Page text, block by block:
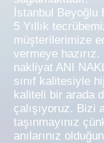
İstanbul Beyoğlu
5 Yıllık
müşterilerimize
vermeye
nakliyat ANI
sınıf kalitesiyle
kaliteli bir arada
çalışıyoruz. Bizi
taşınmayınız
anılarınız